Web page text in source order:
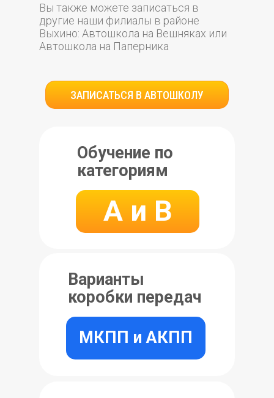
A и B
Обучение по
категориям
Варианты
коробки передач
ЗАПИСАТЬСЯ В АВТОШКОЛУ
Вы также можете записаться в
другие наши филиалы в районе
Выхино: Автошкола на Вешняках или
Автошкола на Паперника
МКПП и АКПП